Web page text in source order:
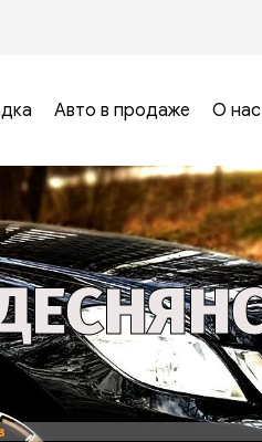
Авто в продаже О нас